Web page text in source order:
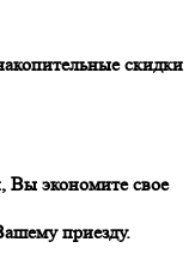
скидки
Вы экономите свое
приезду.